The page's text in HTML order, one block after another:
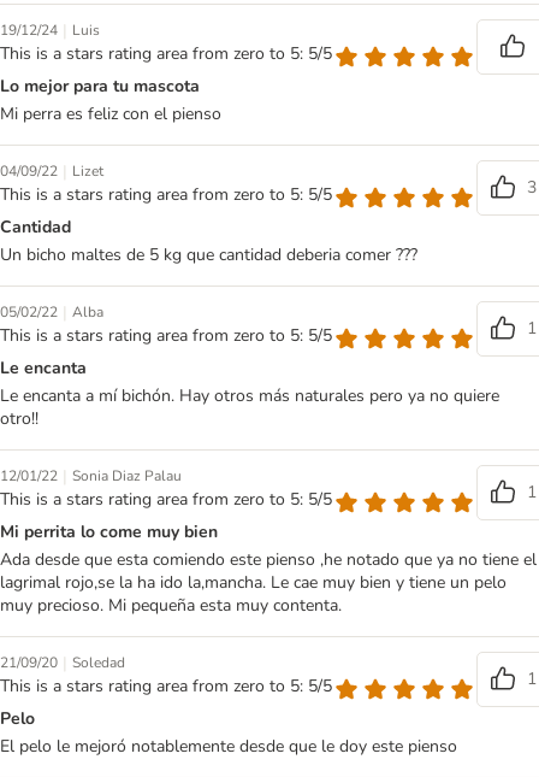
19/12/24 | Luis
This is a stars rating area from zero to 5: 5/5
Lo mejor para tu mascota
Mi perra es feliz con el pienso
04/09/22 | Lizet
This is a stars rating area from zero to 5: 5/5
3
Cantidad
Un bicho maltes de 5 kg que cantidad deberia comer ???
05/02/22 | Alba
This is a stars rating area from zero to 5: 5/5
1
Le encanta
Le encanta a mí bichón. Hay otros más naturales pero ya no quiere
otro!!
12/01/22 | Sonia Diaz Palau
This is a stars rating area from zero to 5: 5/5
1
Mi perrita lo come muy bien
Ada desde que esta comiendo este pienso ,he notado que ya no tiene el
lagrimal rojo,se la ha ido la,mancha. Le cae muy bien y tiene un pelo
muy precioso. Mi pequeña esta muy contenta.
21/09/20 | Soledad
This is a stars rating area from zero to 5: 5/5
1
Pelo
El pelo le mejoró notablemente desde que le doy este pienso